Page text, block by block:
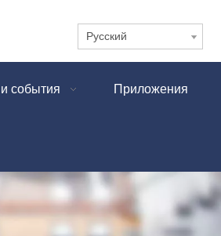
Pусский
события Приложения